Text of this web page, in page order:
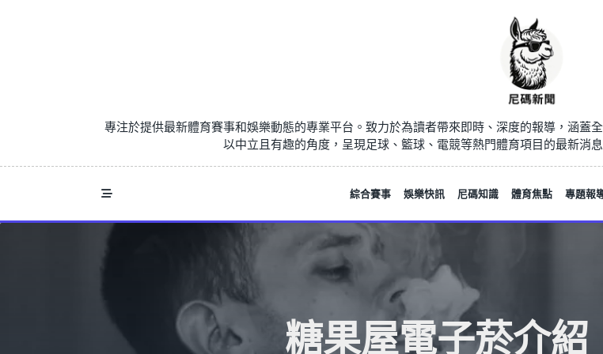
專注於提供最新體育賽事和娛樂動態的專業平台。致力於為讀者帶來即時、深度的報導，涵蓋
以中立且有趣的角度，呈現足球、籃球、電競等熱門體育項目的最新消
綜合賽事 娛樂快訊 尼碼知識 體育焦點 專題報
糖果屋電子菸介